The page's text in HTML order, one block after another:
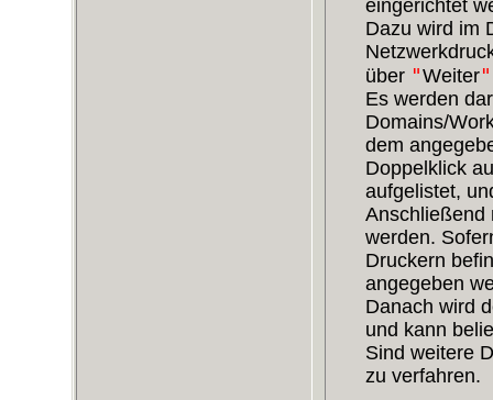
eingerichtet
Dazu wird im
über "Weiter"
Es werden
Domains/
dem
Doppelklick
aufgelistet,
Anschließend
werden.
Druckern
angegeben
Danach wird
und kann
Sind weitere
zu verfahren.